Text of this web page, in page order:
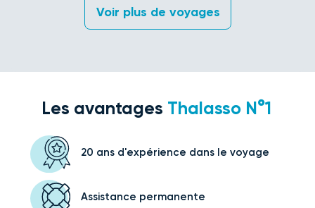
Les avantages Thalasso N°1
20 ans d'expérience dans le voyage
Assistance permanente